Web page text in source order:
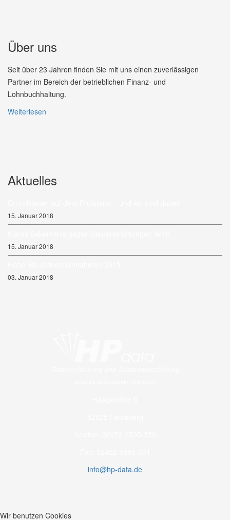
Über uns
Seit über 23 Jahren finden Sie mit uns einen zuverlässigen
Partner im Bereich der betrieblichen Finanz- und
Lohnbuchhaltung.
Weiterlesen
Aktuelles
15. Januar 2018
15. Januar 2018
03. Januar 2018
info@hp-data.de
Wir benutzen Cookies